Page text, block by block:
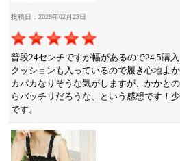
投稿日：2026年02月23日
普段24センチですが幅があるので24.5購
クッションも入っているので履き心地よ
カパカなりそうな気がしますが、かかと
らバッチリだろうな、という感想です！
です。